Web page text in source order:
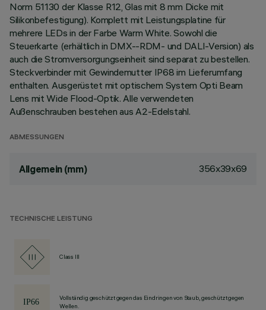
Norm 51130 der Klasse R12, Glas mit 8 mm Dicke mit
Silikonbefestigung). Komplett mit Leistungsplatine für
mehrere LEDs in der Farbe Warm White. Sowohl die
Steuerkarte (erhältlich in DMX--RDM- und DALI-Version) als
auch die Stromversorgungseinheit sind separat zu bestellen.
Steckverbinder mit Gewindemutter IP68 im Lieferumfang
enthalten. Ausgerüstet mit optischem System Opti Beam
Lens mit Wide Flood-Optik. Alle verwendeten
Außenschrauben bestehen aus A2-Edelstahl.
ABMESSUNGEN
Allgemein (mm) 356x39x69
TECHNISCHE LEISTUNG
Class III
Vollständig geschützt gegen das Eindringen von Staub, geschützt gegen
Wellen.